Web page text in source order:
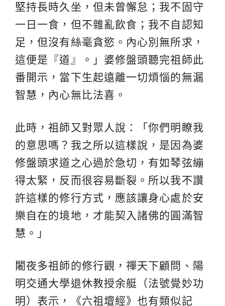
堅持長時久坐，但未曾懈怠；我不固守
一日一食，但不雜亂飲食；我不自認知
足，但沒有絲毫貪慾。內心別無所求，
這便是『道』。」婆修盤頭聽完祖師此
番開示，當下生起遠離一切煩惱的無漏
智慧，內心無比法喜。
此時，祖師又對眾人說：「你們明瞭我
的意思嗎？我之所以這樣說，是因為婆
修盤頭求道之心過於急切，有如琴弦繃
得太緊，反而很容易斷裂。所以我不讚
許這樣的修行方式，應該讓身心處於安
樂自在的境地，才能契入諸佛的圓滿智
慧。」
闍夜多祖師的修行觀，禪天下顧問、陽
明交通大學退休教授余艇（法號覺妙功
明）表示，《六祖壇經》也有類似記